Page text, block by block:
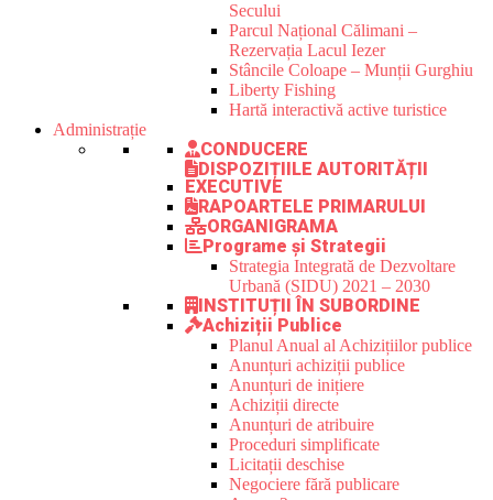
Secului
Parcul Național Călimani –
Rezervația Lacul Iezer
Stâncile Coloape – Munții Gurghiu
Liberty Fishing
Hartă interactivă active turistice
Administrație
CONDUCERE
DISPOZIȚIILE AUTORITĂȚII
EXECUTIVE
RAPOARTELE PRIMARULUI
ORGANIGRAMA
Programe și Strategii
Strategia Integrată de Dezvoltare
Urbană (SIDU) 2021 – 2030
INSTITUȚII ÎN SUBORDINE
Achiziții Publice
Planul Anual al Achizițiilor publice
Anunțuri achiziții publice
Anunțuri de inițiere
Achiziții directe
Anunțuri de atribuire
Proceduri simplificate
Licitații deschise
Negociere fără publicare